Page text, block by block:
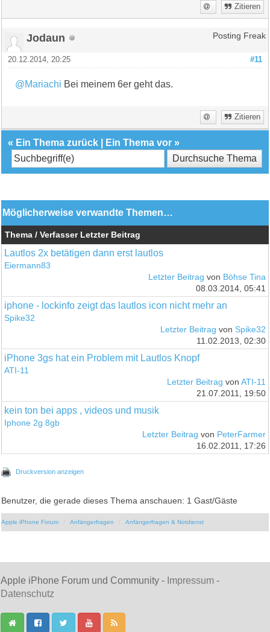
Zitieren
Jodaun Posting Freak
#11
20.12.2014, 20:25
@Mariachi Bei meinem 6er geht das.
Zitieren
« Ein Thema zurück Ein Thema vor »
Möglicherweise verwandte Themen…
Thema / Verfasser Letzter Beitrag
Lautlos 2x betätigen dann erst lautlos
Eiermann83
Letzter Beitrag von Böhse Tina
08.03.2014, 05:41
iphone - lockinfo zeigt das lautlos icon nicht mehr an
Spike32
Letzter Beitrag von Spike32
11.02.2013, 02:30
iPhone 3gs hat ein Problem mit Lautlos Knopf
ATI-11
Letzter Beitrag von ATI-11
21.07.2011, 19:50
kein ton bei apps , videos und musik
Iphone 2g 8gb
Letzter Beitrag von PeterFarmer
16.02.2011, 17:26
Druckversion anzeigen
Benutzer, die gerade dieses Thema anschauen: 1 Gast/Gäste
Apple iPhone Forum Anfängerfragen Anfängerfragen & Notdienst
Apple iPhone Forum und Community - Impressum -
Datenschutz